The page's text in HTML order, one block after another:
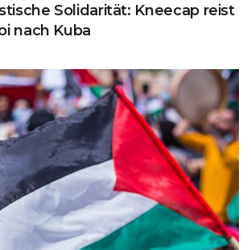
Solidarität: Kneecap reist
nach Kuba